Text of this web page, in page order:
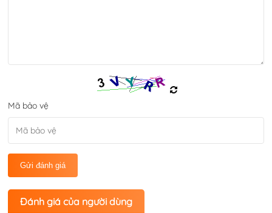
Mã bảo vệ
Gửi đánh giá
Đánh giá của người dùng